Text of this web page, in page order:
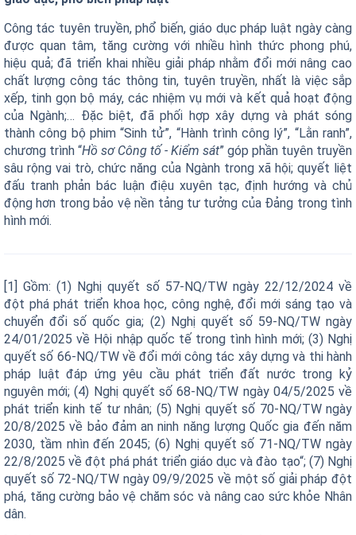
Công tác tuyên truyền, phổ biến, giáo dục pháp luật ngày càng
được quan tâm, tăng cường với nhiều hình thức phong phú,
hiệu quả; đã triển khai nhiều giải pháp nhằm đổi mới nâng cao
chất lượng công tác thông tin, tuyên truyền, nhất là việc sắp
xếp, tinh gọn bộ máy, các nhiệm vụ mới và kết quả hoạt động
của Ngành;… Đặc biệt, đã phối hợp xây dựng và phát sóng
thành công bộ phim “Sinh tử”, “Hành trình công lý”, “Lằn ranh”,
chương trình “Hồ sơ Công tố - Kiểm sát” góp phần tuyên truyền
sâu rộng vai trò, chức năng của Ngành trong xã hội; quyết liệt
đấu tranh phản bác luận điệu xuyên tạc, định hướng và chủ
động hơn trong bảo vệ nền tảng tư tưởng của Đảng trong tình
hình mới.
[1] Gồm: (1) Nghị quyết số 57-NQ/TW ngày 22/12/2024 về
đột phá phát triển khoa học, công nghệ, đổi mới sáng tạo và
chuyển đổi số quốc gia; (2) Nghị quyết số 59-NQ/TW ngày
24/01/2025 về Hội nhập quốc tế trong tình hình mới; (3) Nghị
quyết số 66-NQ/TW về đổi mới công tác xây dựng và thi hành
pháp luật đáp ứng yêu cầu phát triển đất nước trong kỷ
nguyên mới; (4) Nghị quyết số 68-NQ/TW ngày 04/5/2025 về
phát triển kinh tế tư nhân; (5) Nghị quyết số 70-NQ/TW ngày
20/8/2025 về bảo đảm an ninh năng lượng Quốc gia đến năm
2030, tầm nhìn đến 2045; (6) Nghị quyết số 71-NQ/TW ngày
22/8/2025 về đột phá phát triển giáo dục và đào tạo“; (7) Nghị
quyết số 72-NQ/TW ngày 09/9/2025 về một số giải pháp đột
phá, tăng cường bảo vệ chăm sóc và nâng cao sức khỏe Nhân
dân.